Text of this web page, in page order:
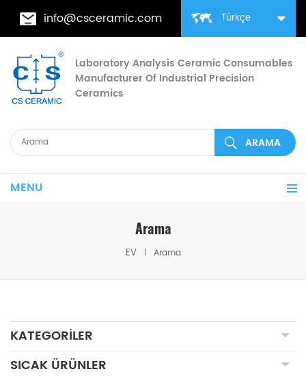
Türkçe
info@csceramic.com
Laboratory Analysis Ceramic Consumables
Manufacturer Of Industrial Precision
Ceramics
MENU
Arama
EV Arama
KATEGORILER
SICAK ÜRÜNLER